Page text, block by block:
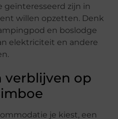
geïnteresseerd zijn in
willen opzetten. Denk
en boslodge
elektriciteit en andere
verblijven op
je kiest, een